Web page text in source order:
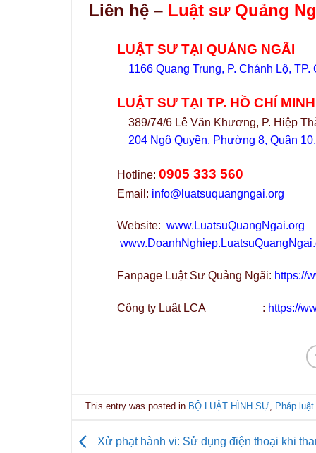
Liên hệ – Luật sư Quảng
LUẬT SƯ TẠI QUẢNG NGÃI
1166 Quang Trung, P. Chánh Lộ, TP.
LUẬT SƯ TẠI TP. HỒ CHÍ MINH
389/74/6 Lê Văn Khương, P. Hiệp
204 Ngô Quyền, Phường 8, Quận
Hotline: 0905 333 560
Email: info@luatsuquangngai.org
Website: www.LuatsuQuangNgai.org
Fanpage Luật Sư Quảng Ngãi: https://
Công ty Luật LCA : https://
This entry was posted in BỘ LUẬT HÌNH SỰ, Pháp
Xử phạt hành vi: Sử dụng điện thoại khi